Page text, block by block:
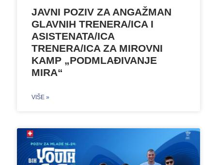
JAVNI POZIV ZA ANGAŽMAN
GLAVNIH TRENERA/ICA I
ASISTENATA/ICA
TRENERA/ICA ZA MIROVNI
KAMP „PODMLAĐIVANJE
MIRA“
VIŠE »